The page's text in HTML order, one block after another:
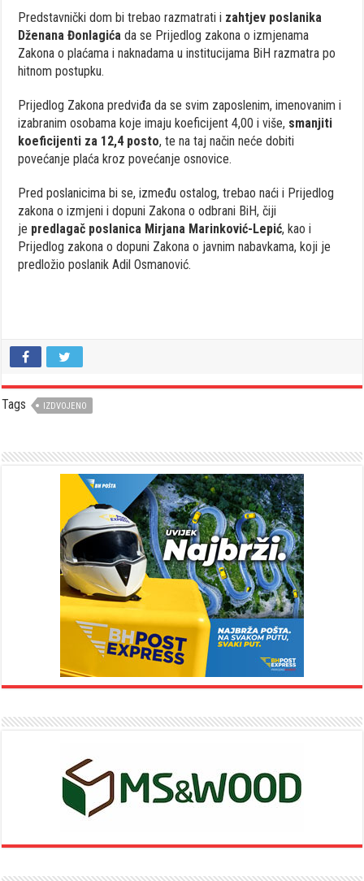
Predstavnički dom bi trebao razmatrati i zahtjev poslanika
Dženana Đonlagića da se Prijedlog zakona o izmjenama
Zakona o plaćama i naknadama u institucijama BiH razmatra po
hitnom postupku.
Prijedlog Zakona predviđa da se svim zaposlenim, imenovanim i
izabranim osobama koje imaju koeficijent 4,00 i više, smanjiti
koeficijenti za 12,4 posto, te na taj način neće dobiti
povećanje plaća kroz povećanje osnovice.
Pred poslanicima bi se, između ostalog, trebao naći i Prijedlog
zakona o izmjeni i dopuni Zakona o odbrani BiH, čiji
je predlagač poslanica Mirjana Marinković-Lepić, kao i
Prijedlog zakona o dopuni Zakona o javnim nabavkama, koji je
predložio poslanik Adil Osmanović.
Tags IZDVOJENO